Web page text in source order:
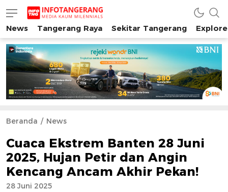
INFO TANGERANG
Media Kaum Millenials Tangerang Raya
News Tangerang Raya Sekitar Tangerang
Beranda News
Cuaca Ekstrem Banten 28 Juni
2025, Hujan Petir dan Angin
Kencang Ancam Akhir Pekan!
28 Juni 2025